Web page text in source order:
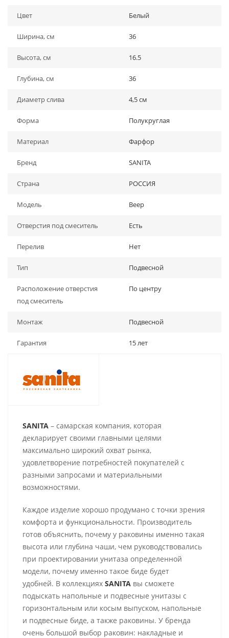
Цвет Белый
Ширина, см 36
Высота, см 16.5
Глубина, см 36
Диаметр слива 4,5 см
Форма Полукруглая
Материал Фарфор
Бренд SANITA
Страна РОССИЯ
Модель Веер
Отверстия под смеситель Есть
Перелив Нет
Тип Подвесной
Расположение отверстия
под смеситель
По центру
Монтаж Подвесной
Гарантия 15 лет
SANITA – самарская компания, которая
декларирует своими главными целями
максимально широкий охват рынка,
удовлетворение потребностей покупателей с
разными запросами и материальными
возможностями.
Каждое изделие хорошо продумано с точки зрения
комфорта и функциональности. Производитель
готов объяснить, почему у раковины именно такая
высота или глубина чаши, чем руководствовались
при проектировании унитаза определенной
модели, почему именно такое биде будет
удобней. В коллекциях SANITA вы сможете
подыскать напольные и подвесные унитазы с
горизонтальным или косым выпуском, напольные
и подвесные биде, а также раковины. У бренда
очень большой выбор раковин: накладные и